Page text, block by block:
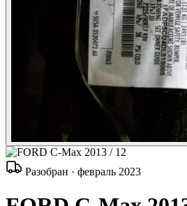
/ 12
Разобран · февраль 2023